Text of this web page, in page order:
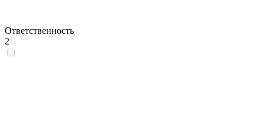
Ответственность
2